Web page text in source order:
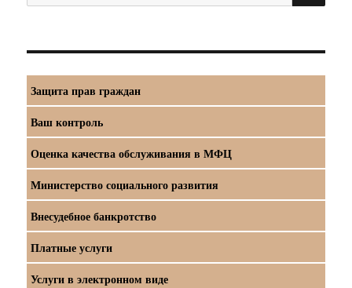
Защита прав граждан
Ваш контроль
Оценка качества обслуживания в МФЦ
Министерство социального развития
Внесудебное банкротство
Платные услуги
Услуги в электронном виде